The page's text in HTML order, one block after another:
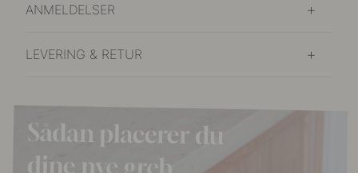
ANMELDELSER
LEVERING & RETUR